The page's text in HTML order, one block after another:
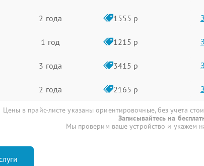
2 года 1555 р
1 год 1215 р
3 года 3415 р
2 года 2165 р
Цены в прайс-листе указаны ориентировочные, без учета
Записывайтесь на
Мы проверим ваше устройство и укажем